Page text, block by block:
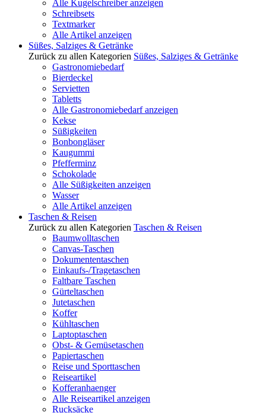
Alle Kugelschreiber anzeigen
Schreibsets
Textmarker
Alle Artikel anzeigen
Süßes, Salziges & Getränke
Zurück zu allen Kategorien Süßes, Salziges & Getränke
Gastronomiebedarf
Bierdeckel
Servietten
Tabletts
Alle Gastronomiebedarf anzeigen
Kekse
Süßigkeiten
Bonbongläser
Kaugummi
Pfefferminz
Schokolade
Alle Süßigkeiten anzeigen
Wasser
Alle Artikel anzeigen
Taschen & Reisen
Zurück zu allen Kategorien Taschen & Reisen
Baumwolltaschen
Canvas-Taschen
Dokumententaschen
Einkaufs-/Tragetaschen
Faltbare Taschen
Gürteltaschen
Jutetaschen
Koffer
Kühltaschen
Laptoptaschen
Obst- & Gemüsetaschen
Papiertaschen
Reise und Sporttaschen
Reiseartikel
Kofferanhaenger
Alle Reiseartikel anzeigen
Rucksäcke